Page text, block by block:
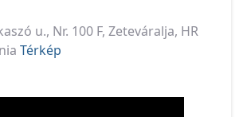
u., Nr. 100 F, Zeteváralja, HR
Térkép